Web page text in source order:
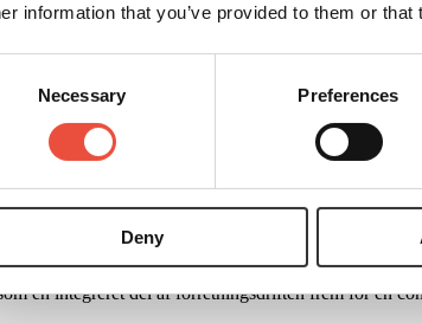
information that you’ve provided to them or
Necessary Preferences
Deny
det,vihar længtes efter i årevis: arbejdsro. Ikke
med de regulatoriske krav til i stedet at
og andre interessenter
en integreret del af forretningsdriften frem for en